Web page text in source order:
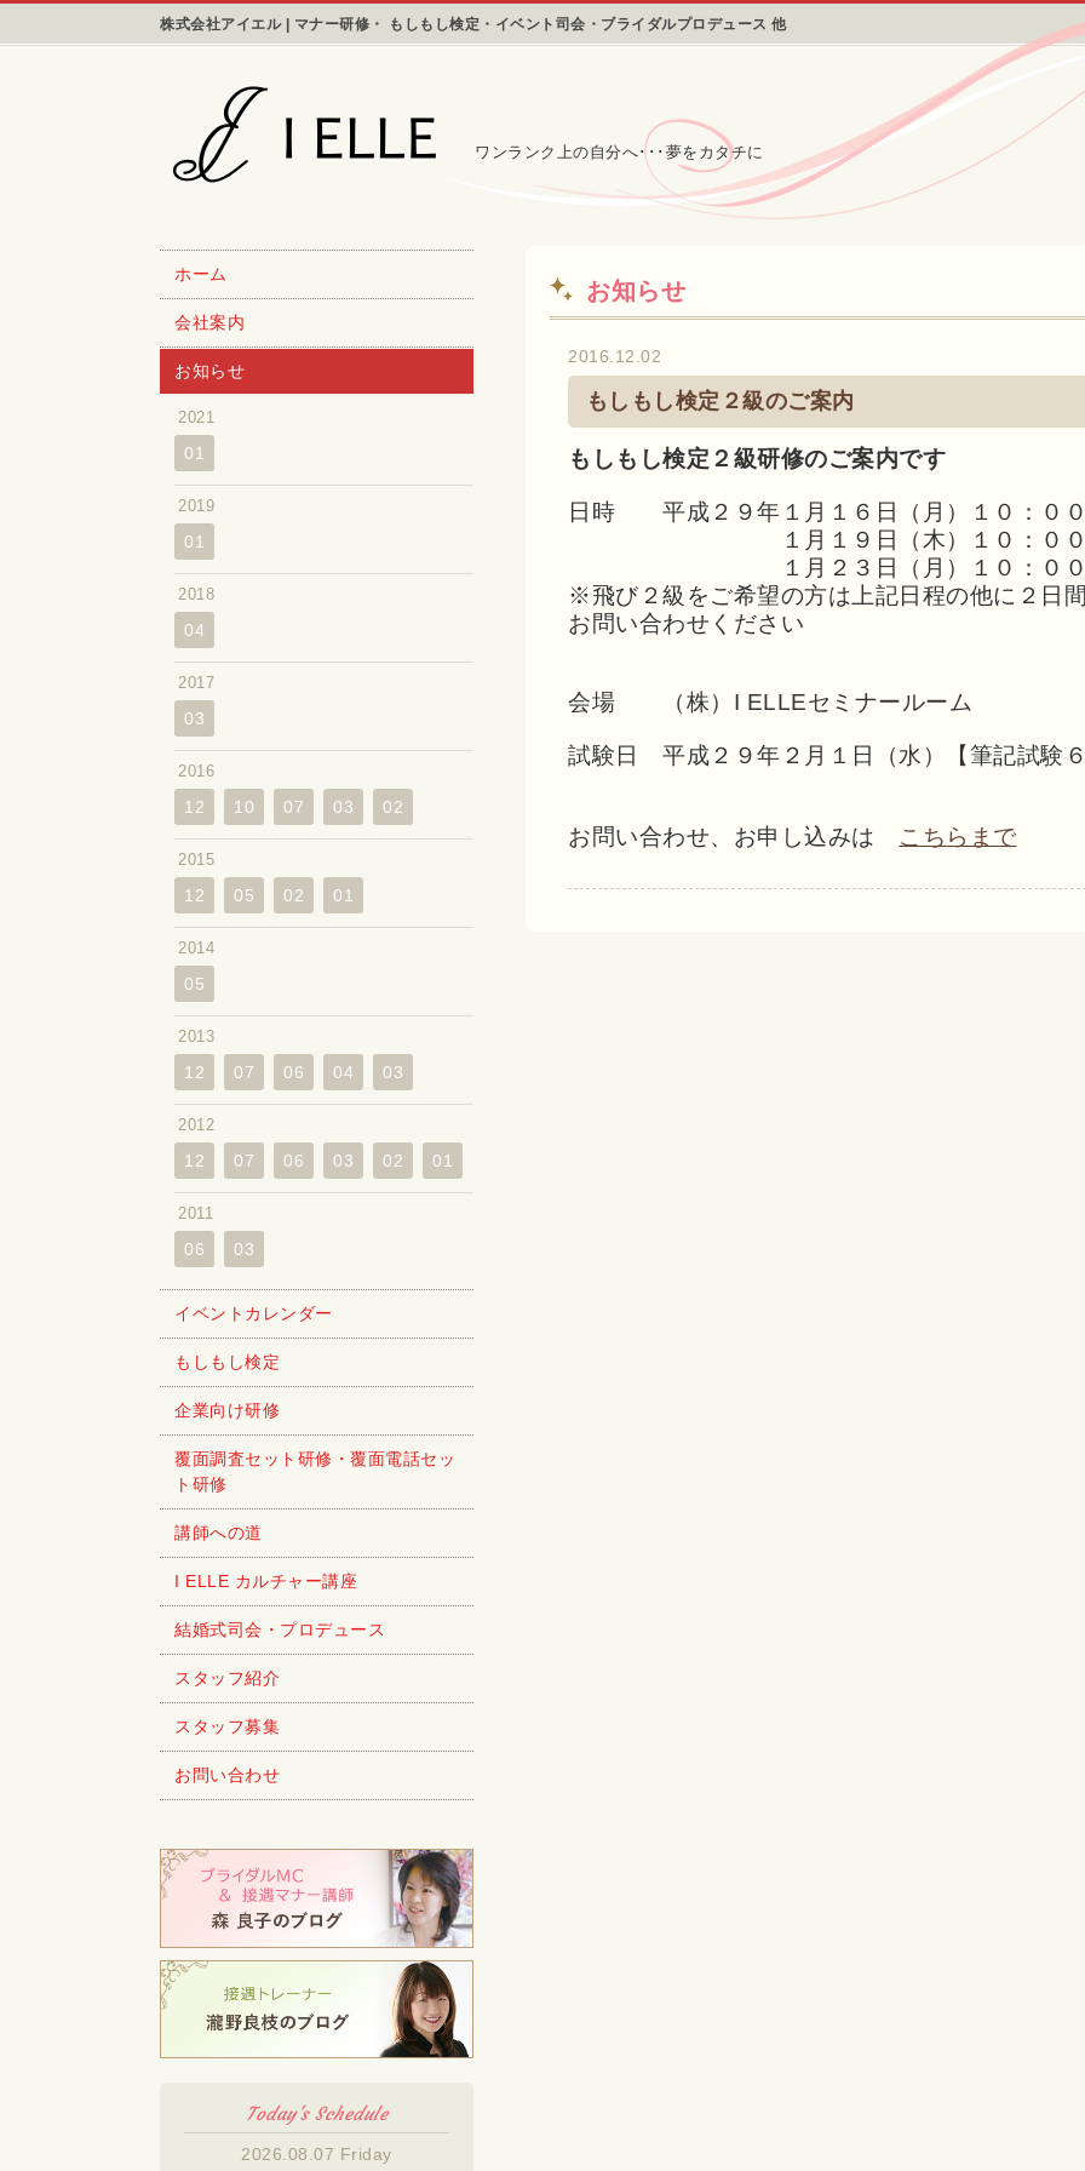
株式会社アイエル | マナー研修・ もしもし検定・イベント司会・ブライダルプロデュース 他
ワンランク上の自分へ･･･夢をカタチに
お知らせ
2016.12.02
もしもし検定２級のご案内
もしもし検定２級研修のご案内です
日時 平成２９年１月１６日（月）１０：０
１月１９日（木）１０：００～
１月２３日（月）１０：００～
※飛び２級をご希望の方は上記日程の他に２日
お問い合わせください
会場 （株）I ELLEセミナールーム
試験日 平成２９年２月１日（水）【筆記試験
お問い合わせ、お申し込みは こちらまで
ホーム
会社案内
お知らせ
2021
01
2019
01
2018
04
2017
03
2016
12 10 07 03 02
2015
12 05 02 01
2014
05
2013
12 07 06 04 03
2012
12 07 06 03 02 01
2011
06 03
イベントカレンダー
もしもし検定
企業向け研修
覆面調査セット研修・覆面電話セッ
ト研修
講師への道
I ELLE カルチャー講座
結婚式司会・プロデュース
スタッフ紹介
スタッフ募集
お問い合わせ
Today's Schedule
2026.08.07 Friday